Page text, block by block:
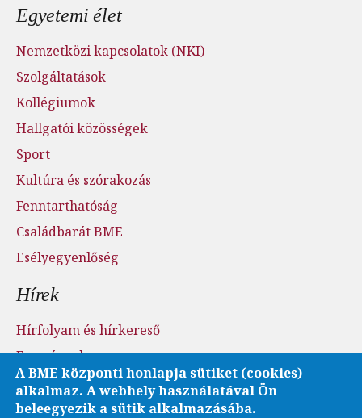
Egyetemi élet
Nemzetközi kapcsolatok (NKI)
Szolgáltatások
Kollégiumok
Hallgatói közösségek
Sport
Kultúra és szórakozás
Fenntarthatóság
Családbarát BME
Esélyegyenlőség
Hírek
Hírfolyam és hírkereső
Események
Sajtószoba - sajtófigyelés
Karrier és pályázatok
A BME központi honlapja sütiket (cookies)
alkalmaz. A webhely használatával Ön
beleegyezik a sütik alkalmazásába.